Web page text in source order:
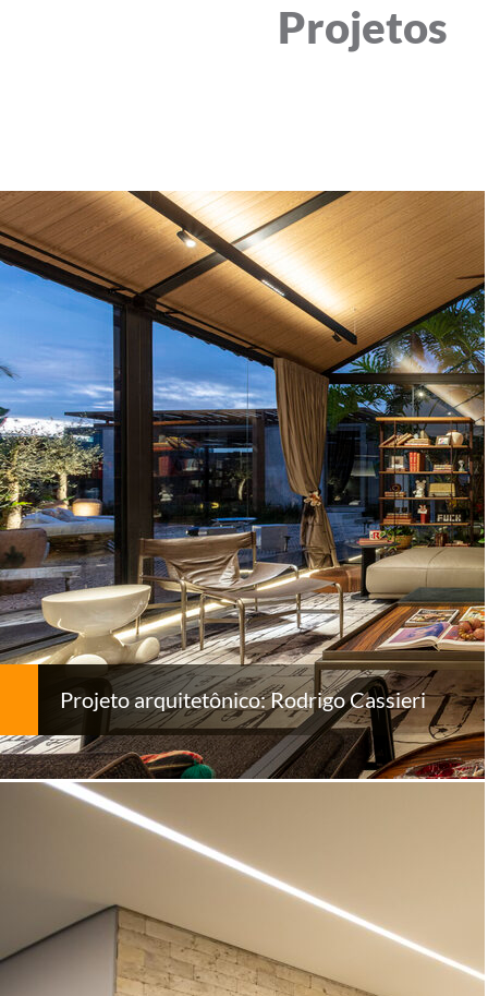
Projetos
Projeto arquitetônico: Rodrigo Cassieri